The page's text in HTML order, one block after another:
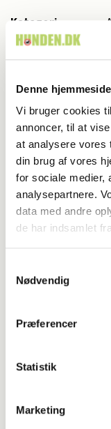
Denne
Vi bruger cookies
annoncer, til at
at analysere vores
din brug af vores
for sociale medier,
analysepartnere.
data med andre
de har indsamlet
Nødvendig
Præferencer
Statistik
Marketing
Kategori
Udgivet måned
7
Start side nr.
Antal sider
Skribent
Fotograf
Stemning
landbrug
samling